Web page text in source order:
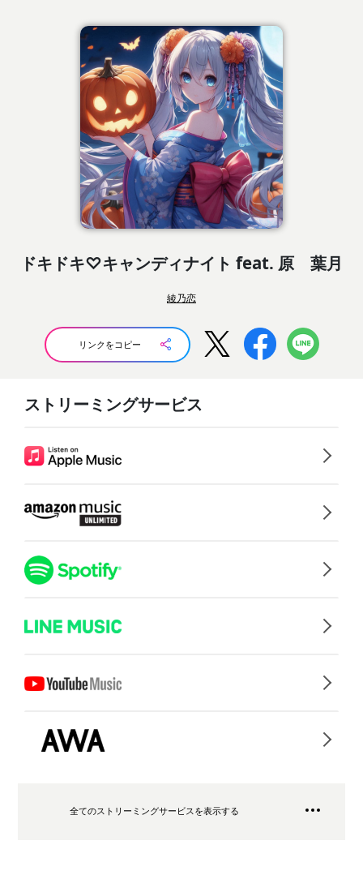
ドキドキ♡キャンディナイト feat. 原 葉月
綾乃恋
リンクをコピー
ストリーミングサービス
全てのストリーミングサービスを表示する